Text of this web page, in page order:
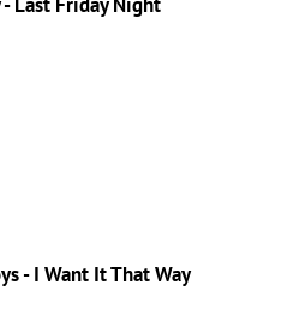
- I Want It That Way